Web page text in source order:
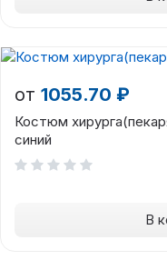
от 1055.70 ₽
Костюм
синий
В